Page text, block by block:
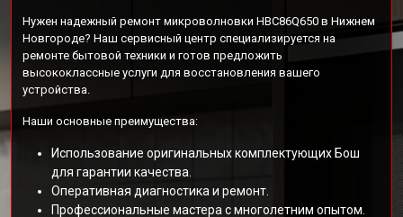
Нужен надежный ремонт микроволновки HBC86Q650 в Нижнем
Новгороде? Наш сервисный центр специализируется на
ремонте бытовой техники и готов предложить
высококлассные услуги для восстановления вашего
устройства.
Наши основные преимущества:
Использование оригинальных комплектующих Бош
для гарантии качества.
Оперативная диагностика и ремонт.
Профессиональные мастера с многолетним опытом.